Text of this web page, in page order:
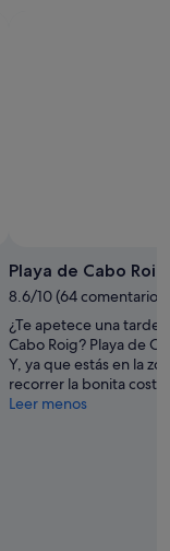
Playa de Cabo Roig
8.6/10 (64 comentarios)
¿Te apetece una
Cabo Roig? Playa de
Y, ya que estás en la
recorrer la bonita costa
Leer menos